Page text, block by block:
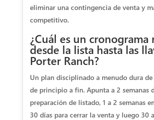
eliminar una contingencia de venta y
competitivo.
¿Cuál es un cronograma
desde la lista hasta las
Porter Ranch?
Un plan disciplinado a menudo dura
de principio a fin. Apunta a 2 semanas
preparación de listado, 1 a 2 semanas
30 días para cerrar la venta y luego 30